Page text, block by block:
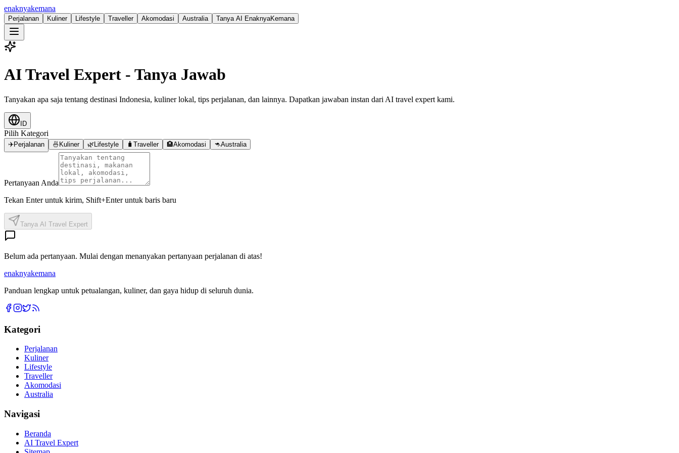
enaknyakemana
Perjalanan Kuliner Lifestyle Traveller Akomodasi Australia Tanya AI EnaknyaKemana
AI Travel Expert - Tanya Jawab
Tanyakan apa saja tentang destinasi Indonesia, kuliner lokal, tips perjalanan, dan lainnya. Dapatkan jawaban instan dari AI travel expert kami.
ID
Pilih Kategori
✈️Perjalanan 🍜 Kuliner 🌿 Lifestyle 🧳 Traveller 🏨Akomodasi 🦘Australia
Pertanyaan Anda
Tekan Enter untuk kirim, Shift+Enter untuk baris baru
Tanya AI Travel Expert
Belum ada pertanyaan. Mulai dengan menanyakan pertanyaan perjalanan di atas!
enaknyakemana
Panduan lengkap untuk petualangan, kuliner, dan gaya hidup di seluruh dunia.
Kategori
Perjalanan
Kuliner
Lifestyle
Traveller
Akomodasi
Australia
Navigasi
Beranda
AI Travel Expert